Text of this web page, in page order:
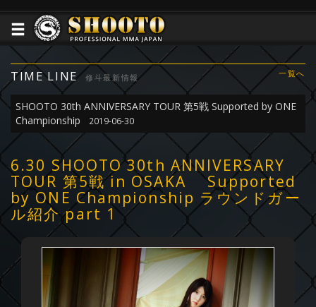
TIME LINE 修斗最新情報 一覧へ
SHOOTO 30th ANNIVERSARY TOUR 第5戦 Supported by ONE
Championship
2019-06-30
6.30 SHOOTO 30th ANNIVERSARY
TOUR 第5戦 in OSAKA Supported
by ONE Championship ラウンドガー
ル紹介 part 1